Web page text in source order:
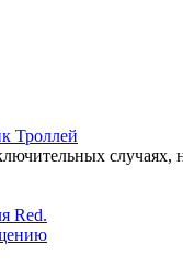
Троллей
случаях,
Red.